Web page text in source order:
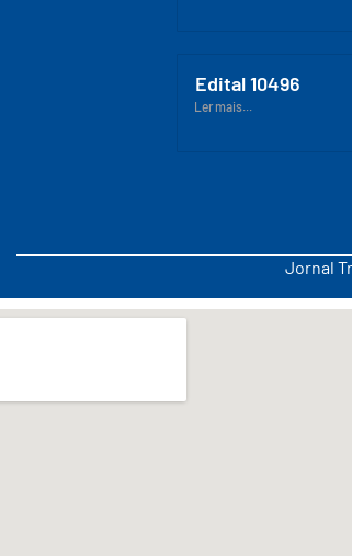
Edital 10496
Ler mais...
Jornal